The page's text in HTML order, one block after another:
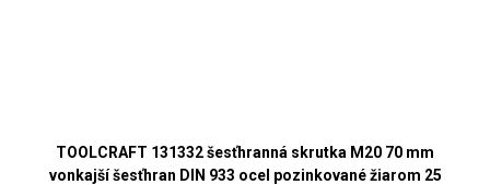
TOOLCRAFT 131332 šesťhranná skrutka M20 70 mm
vonkajší šesťhran DIN 933 ocel pozinkované žiarom 25